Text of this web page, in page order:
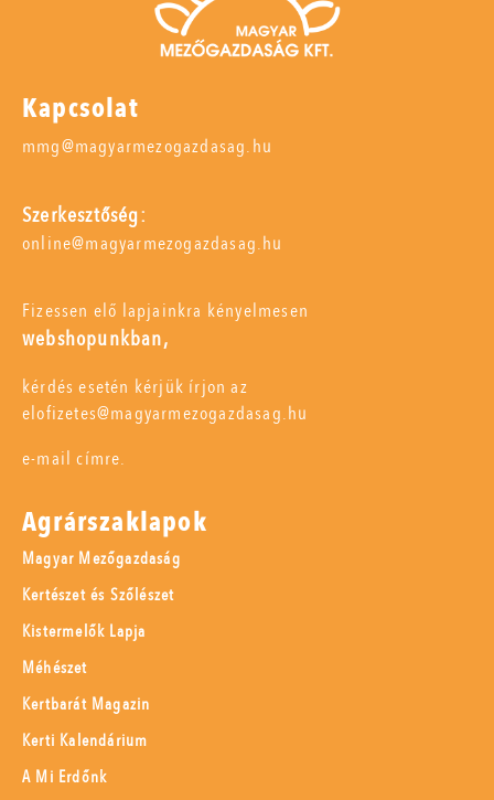
Kapcsolat
mmg@magyarmezogazdasag.hu
Szerkesztőség:
online@magyarmezogazdasag.hu
Fizessen elő lapjainkra kényelmesen
webshopunkban,
kérdés esetén kérjük írjon az
elofizetes@magyarmezogazdasag.hu
e-mail címre.
Agrárszaklapok
Magyar Mezőgazdaság
Kertészet és Szőlészet
Kistermelők Lapja
Méhészet
Kertbarát Magazin
Kerti Kalendárium
A Mi Erdőnk